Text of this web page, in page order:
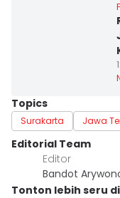
Topics
Surakarta Jawa
Editorial Team
Editor
Bandot
Tonton lebih seru di